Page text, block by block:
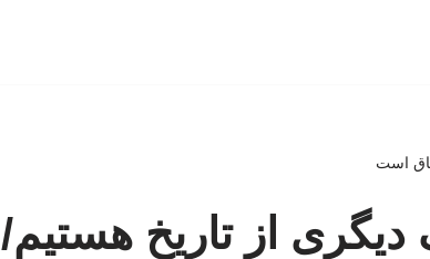
است
از تاریخ هستیم/